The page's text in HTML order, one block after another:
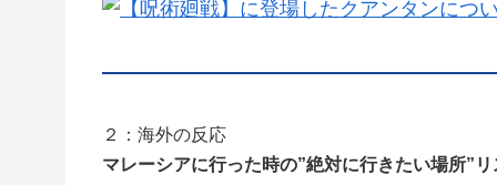
２：海外の反応
マレーシアに行った時の”絶対に行きたい場所”